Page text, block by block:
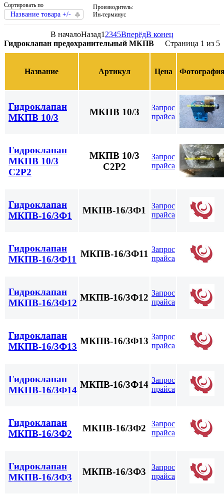
Сортировать по
Название товара +/-
Производитель:
Ин-терминус
В началоНазад1 2345ВперёдВ конец
Страница 1 из 5
Гидроклапан предохранительный МКПВ
Название Артикул Цена
Гидроклапан
МКПВ 10/3
МКПВ 10/3
Запрос
прайса
Гидроклапан
МКПВ 10/3
С2Р2
МКПВ 10/3
С2Р2
Запрос
прайса
Гидроклапан
МКПВ-16/3Ф1
МКПВ-16/3Ф1
Запрос
прайса
Гидроклапан
МКПВ-16/3Ф11
МКПВ-16/3Ф11 Запрос
прайса
Гидроклапан
МКПВ-16/3Ф12
МКПВ-16/3Ф12 Запрос
прайса
Гидроклапан
МКПВ-16/3Ф13
МКПВ-16/3Ф13 Запрос
прайса
Гидроклапан
МКПВ-16/3Ф14
МКПВ-16/3Ф14 Запрос
прайса
Гидроклапан
МКПВ-16/3Ф2
МКПВ-16/3Ф2
Запрос
прайса
Гидроклапан
МКПВ-16/3Ф3
МКПВ-16/3Ф3
Запрос
прайса